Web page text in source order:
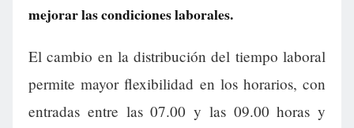
mejorar las condiciones laborales.
El cambio en la distribución del tiempo laboral
permite mayor flexibilidad en los horarios, con
entradas entre las 07.00 y las 09.00 horas y